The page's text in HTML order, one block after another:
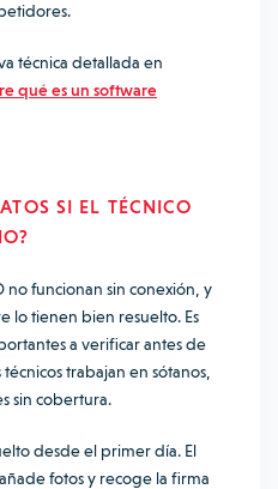
técnica detallada en
qué es un software
SI EL TÉCNICO
funcionan sin conexión, y
lo tienen bien resuelto. Es
a verificar antes de
trabajan en sótanos,
sin cobertura.
desde el primer día. El
fotos y recoge la firma